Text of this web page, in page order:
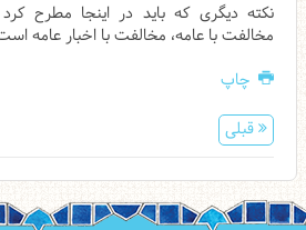
نکته دیگری که باید در اینجا مطرح
مخالفت با عامه، مخالفت با اخبار عامه است
چاپ
قبلی